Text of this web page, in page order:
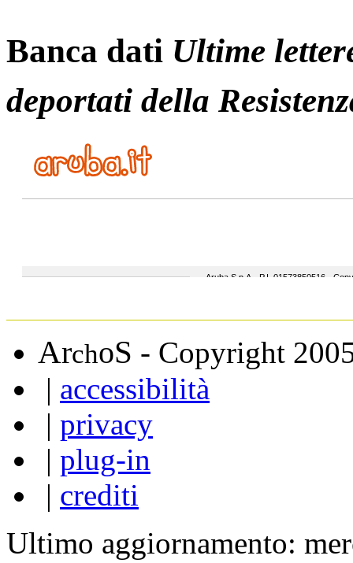
Banca dati Ultime
deportati della
ArchoS - Copyright
| accessibilità
| privacy
| plug-in
| crediti
Ultimo aggiornamento: